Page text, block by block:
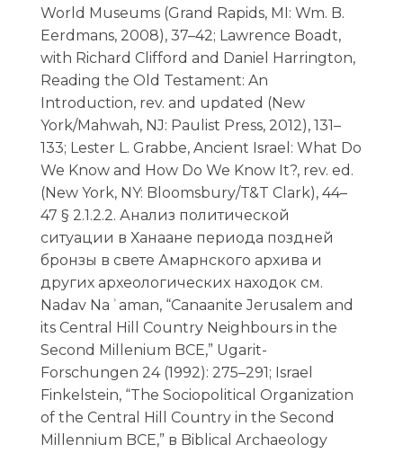
World Museums (Grand Rapids, MI: Wm. B.
Eerdmans, 2008), 37–42; Lawrence Boadt,
with Richard Clifford and Daniel Harrington,
Reading the Old Testament: An
Introduction, rev. and updated (New
York/Mahwah, NJ: Paulist Press, 2012), 131–
133; Lester L. Grabbe, Ancient Israel: What Do
We Know and How Do We Know It?, rev. ed.
(New York, NY: Bloomsbury/T&T Clark), 44–
47 § 2.1.2.2. Анализ политической
ситуации в Ханаане периода поздней
бронзы в свете Амарнского архива и
других археологических находок см.
Nadav Naʾaman, “Canaanite Jerusalem and
its Central Hill Country Neighbours in the
Second Millenium BCE,” Ugarit-
Forschungen 24 (1992): 275–291; Israel
Finkelstein, “The Sociopolitical Organization
of the Central Hill Country in the Second
Millennium BCE,” в Biblical Archaeology